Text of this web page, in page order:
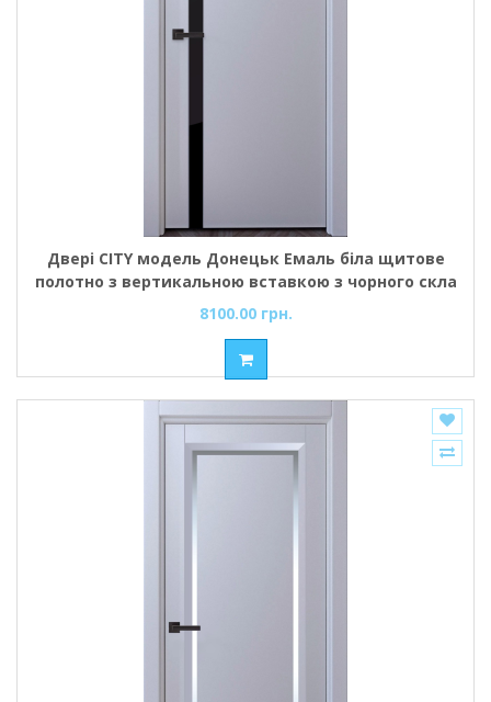
Двері CITY модель Донецьк Емаль біла щитове
полотно з вертикальною вставкою з чорного скла
8100.00 грн.